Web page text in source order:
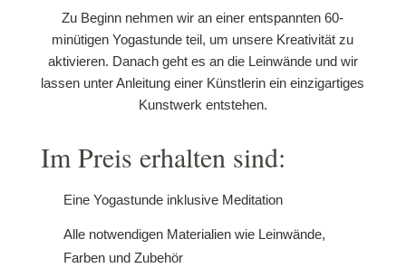
Zu Beginn nehmen wir an einer entspannten 60-
minütigen Yogastunde teil, um unsere Kreativität zu
aktivieren. Danach geht es an die Leinwände und wir
lassen unter Anleitung einer Künstlerin ein einzigartiges
Kunstwerk entstehen.
Im Preis erhalten sind:
Eine Yogastunde inklusive Meditation
Alle notwendigen Materialien wie Leinwände,
Farben und Zubehör